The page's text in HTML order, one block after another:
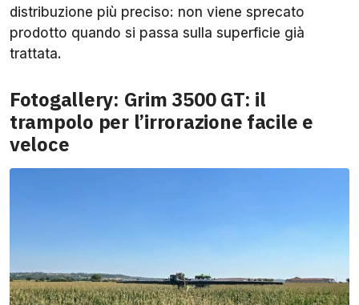
distribuzione più preciso: non viene sprecato
prodotto quando si passa sulla superficie già
trattata.
Fotogallery: Grim 3500 GT: il
trampolo per l’irrorazione facile e
veloce